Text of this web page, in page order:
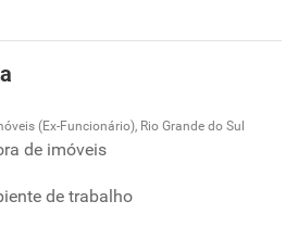
(Ex-Funcionário), Rio Grande do Sul
de imóveis
de trabalho